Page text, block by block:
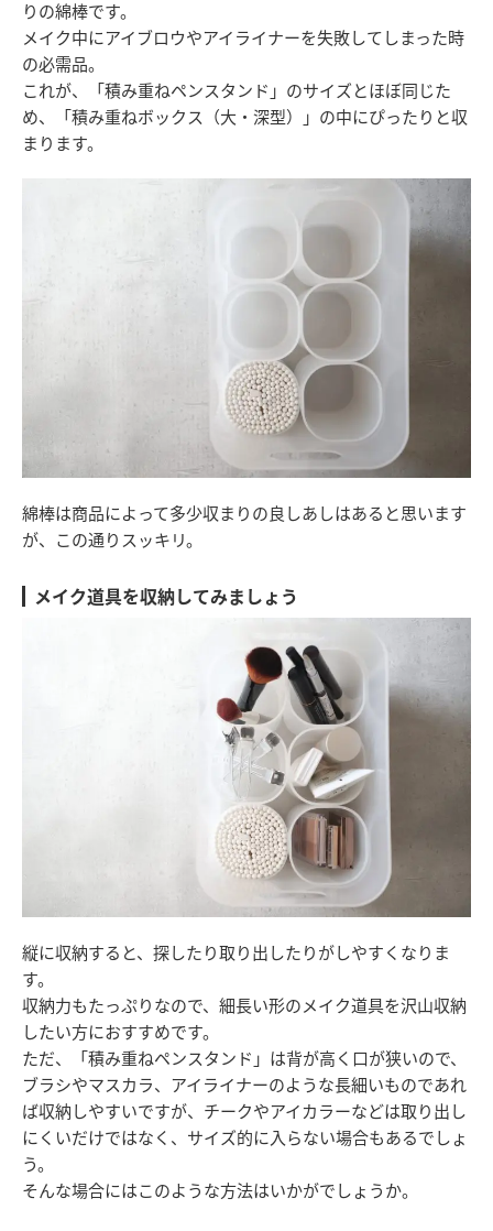
りの綿棒です。
メイク中にアイブロウやアイライナーを失敗してしまった時
の必需品。
これが、「積み重ねペンスタンド」のサイズとほぼ同じた
め、「積み重ねボックス（大・深型）」の中にぴったりと収
まります。
綿棒は商品によって多少収まりの良しあしはあると思います
が、この通りスッキリ。
メイク道具を収納してみましょう
縦に収納すると、探したり取り出したりがしやすくなりま
す。
収納力もたっぷりなので、細長い形のメイク道具を沢山収納
したい方におすすめです。
ただ、「積み重ねペンスタンド」は背が高く口が狭いので、
ブラシやマスカラ、アイライナーのような長細いものであれ
ば収納しやすいですが、チークやアイカラーなどは取り出し
にくいだけではなく、サイズ的に入らない場合もあるでしょ
う。
そんな場合にはこのような方法はいかがでしょうか。